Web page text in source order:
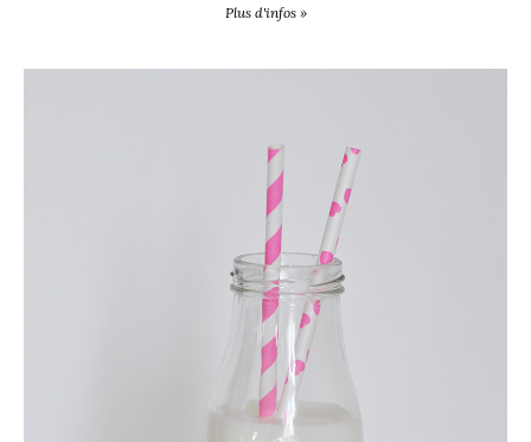
Plus d'infos »